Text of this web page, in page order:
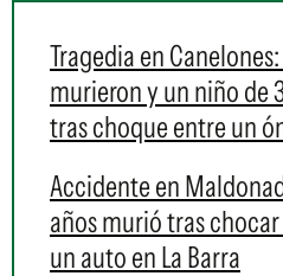
Tragedia en
murieron y un niño de
tras choque entre un
Accidente en
años murió tras
un auto en La Barra